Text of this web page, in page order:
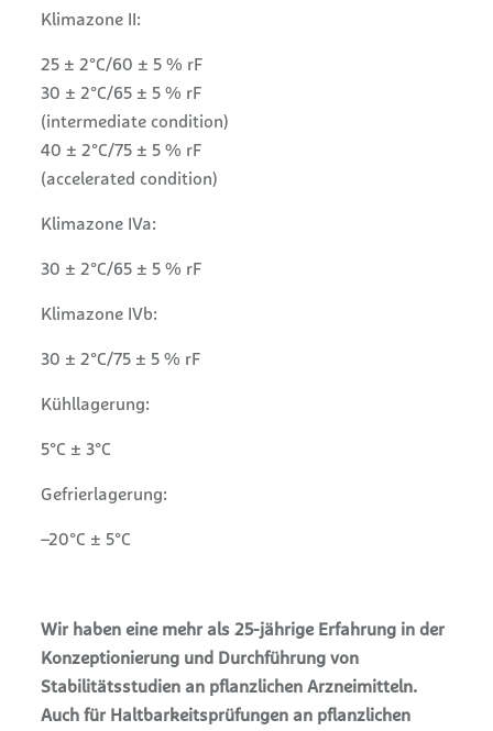
Klimazone II:
25 ± 2°C/60 ± 5 % rF
30 ± 2°C/65 ± 5 % rF
(intermediate condition)
40 ± 2°C/75 ± 5 % rF
(accelerated condition)
Klimazone IVa:
30 ± 2°C/65 ± 5 % rF
Klimazone IVb:
30 ± 2°C/75 ± 5 % rF
Kühllagerung:
5°C ± 3°C
Gefrierlagerung:
–20°C ± 5°C
Wir haben eine mehr als 25-jährige Erfahrung in der
Konzeptionierung und Durchführung von
Stabilitätsstudien an pflanzlichen Arzneimitteln.
Auch für Haltbarkeitsprüfungen an pflanzlichen